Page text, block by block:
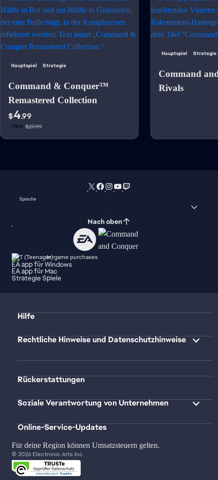
Hauptspiel Strategie
Command & Conquer™
Remastered Collection
$4.99
-75% $19.99
Hauptspiel Strategie
Command
Rivals
Sprache
Nach oben
In-game purchases
EA app für Windows
EA app für Mac
Strategie Spiele
Hilfe
Rechtliche Hinweise und Datenschutzhinweise
Rückerstattungen
Soziale Verantwortung von Unternehmen
Online-Service-Updates
Für deine Region können Umsatzsteuern gelten.
© 2026 Electronic Arts Inc.